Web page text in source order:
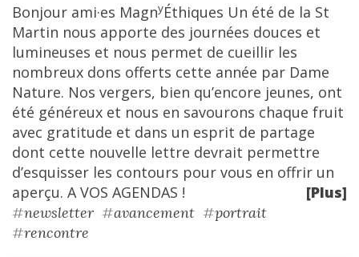
Bonjour ami·es MagnyÉthiques Un été de la St
Martin nous apporte des journées douces et
lumineuses et nous permet de cueillir les
nombreux dons offerts cette année par Dame
Nature. Nos vergers, bien qu’encore jeunes, ont
été généreux et nous en savourons chaque fruit
avec gratitude et dans un esprit de partage
dont cette nouvelle lettre devrait permettre
d’esquisser les contours pour vous en offrir un
aperçu. A VOS AGENDAS !
[Plus]
#newsletter #avancement #portrait
#rencontre